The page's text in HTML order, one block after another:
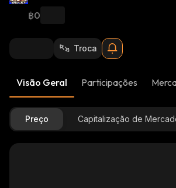
฿0
Troca
Visão Geral Participações
Preço Capitalização de